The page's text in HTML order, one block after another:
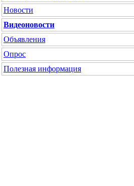
Новости
Видеоновости
Объявления
Опрос
Полезная информация